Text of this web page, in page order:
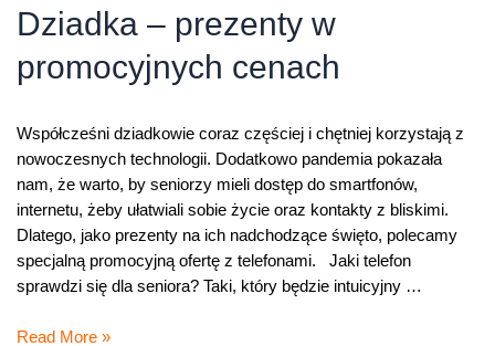
Dziadka – prezenty w
promocyjnych cenach
Współcześni dziadkowie coraz częściej i chętniej korzystają z
nowoczesnych technologii. Dodatkowo pandemia pokazała
nam, że warto, by seniorzy mieli dostęp do smartfonów,
internetu, żeby ułatwiali sobie życie oraz kontakty z bliskimi.
Dlatego, jako prezenty na ich nadchodzące święto, polecamy
specjalną promocyjną ofertę z telefonami. Jaki telefon
sprawdzi się dla seniora? Taki, który będzie intuicyjny …
Smartfony
Read More »